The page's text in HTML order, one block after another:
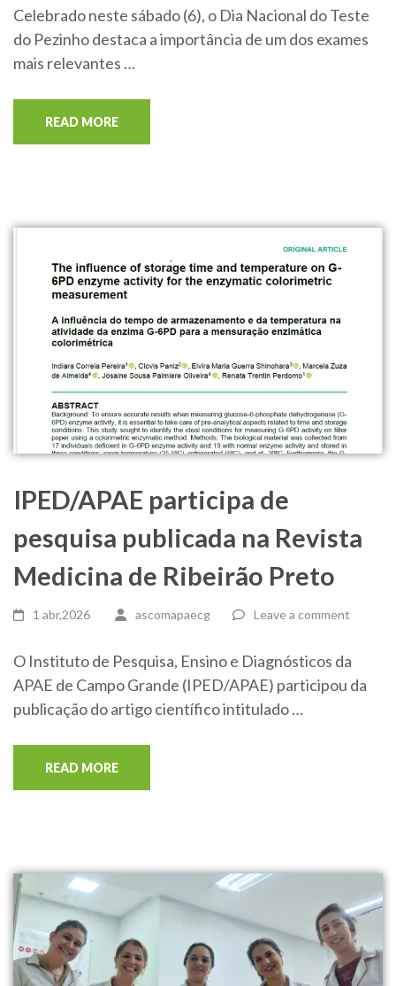
Celebrado neste sábado (6), o Dia Nacional do Teste
do Pezinho destaca a importância de um dos exames
mais relevantes …
READ MORE
IPED/APAE participa de
pesquisa publicada na Revista
Medicina de Ribeirão Preto
1 abr,2026 ascomapaecg Leave a comment
O Instituto de Pesquisa, Ensino e Diagnósticos da
APAE de Campo Grande (IPED/APAE) participou da
publicação do artigo científico intitulado …
READ MORE